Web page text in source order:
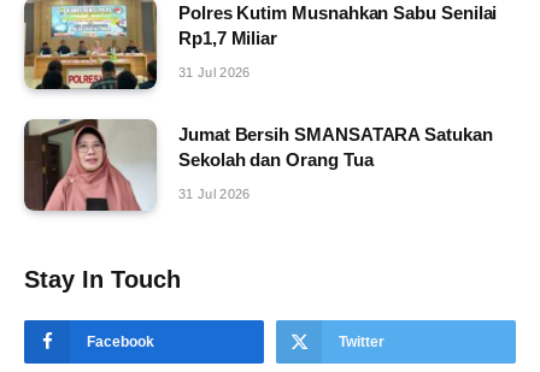
Polres Kutim Musnahkan Sabu Senilai
Rp1,7 Miliar
31 Jul 2026
Jumat Bersih SMANSATARA Satukan
Sekolah dan Orang Tua
31 Jul 2026
Stay In Touch
Facebook Twitter